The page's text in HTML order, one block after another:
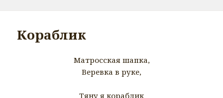
Кораблик
Матросская шапка,
Веревка в руке,
Тяну я кораблик